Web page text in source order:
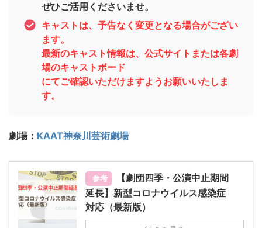
ぜひご活用くださいませ。
キャストは、予告なく変更となる場合がござい
ます。
最新のキャスト情報は、公式サイトまたは各劇
場のキャストボード
にてご確認いただけますようお願いいたしま
す。
劇場： KAAT神奈川芸術劇場
参考
【劇団四季・公演中止期間
延長】新型コロナウイルス感染症
対応（最新版）